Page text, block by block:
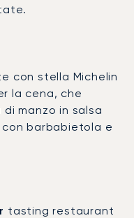
con stella Michelin
la cena, che
manzo in salsa
barbabietola e
tasting restaurant